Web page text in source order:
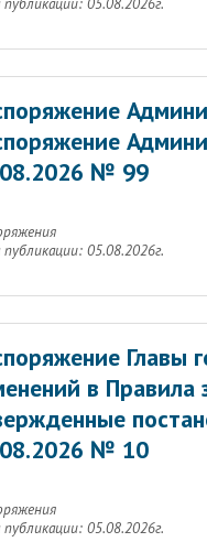
№ 99
05.08.2026г.
Главы
в Правила
№ 10
05.08.2026г.